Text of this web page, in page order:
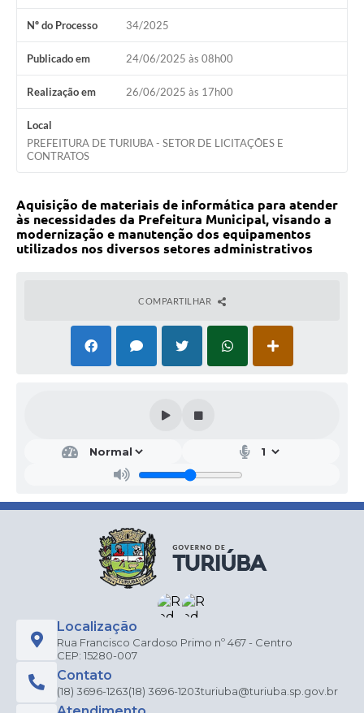
Nº do Processo 34/2025
Publicado em 24/06/2025 às 08h00
Realização em 26/06/2025 às 17h00
Local
PREFEITURA DE TURIUBA - SETOR DE LICITAÇÕES E
CONTRATOS
Aquisição de materiais de informática para atender
às necessidades da Prefeitura Municipal, visando a
modernização e manutenção dos equipamentos
utilizados nos diversos setores administrativos
COMPARTILHAR
Localização
Rua Francisco Cardoso Primo nº 467 - Centro
CEP: 15280-007
Contato
(18) 3696-1263(18) 3696-1203turiuba@turiuba.sp.gov.br